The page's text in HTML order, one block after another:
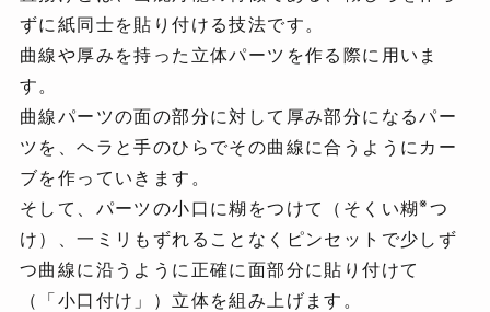
ずに紙同士を貼り付ける技法です。
曲線や厚みを持った立体パーツを作る際に用いま
す。
曲線パーツの面の部分に対して厚み部分になるパー
ツを、ヘラと手のひらでその曲線に合うようにカー
ブを作っていきます。
そして、パーツの小口に糊をつけて（そくい糊※ つ
け）、一ミリもずれることなくピンセットで少しず
つ曲線に沿うように正確に面部分に貼り付けて
（「小口付け」）立体を組み上げます。